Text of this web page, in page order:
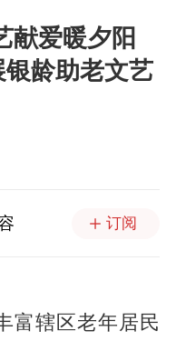
献爱暖夕阳
龄助老文艺
订阅
富辖区老年居民